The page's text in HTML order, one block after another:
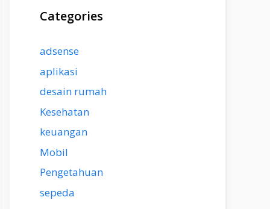
Categories
adsense
aplikasi
desain rumah
Kesehatan
keuangan
Mobil
Pengetahuan
sepeda